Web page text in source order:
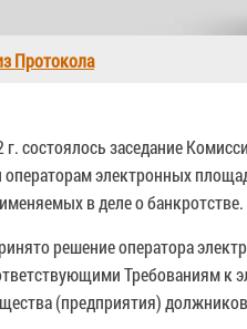
Протокола
состоялось заседание
электронных
в деле о банкротстве.
решение оператора
Требованиям к
(предприятия)